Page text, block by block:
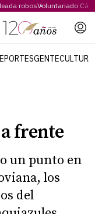
robosVoluntariado
GENTECULTURA
frente
un punto en
los
del